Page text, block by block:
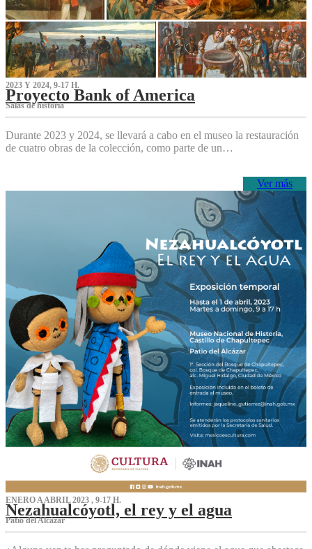
2023 Y 2024, 9-17 H.
Proyecto Bank of America
S‌alas de historia
Durante 2023 y 2024, se llevará a cabo en el museo la restauración
de cuatro obras de la colección, como parte de un…
Ver más
ENERO A ABRIL 2023 , 9-17 H.
Nezahualcóyotl, el rey y el agua
Patio del Alcázar